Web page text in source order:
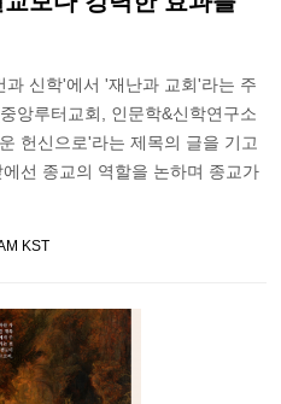
신학'에서 '재난과 교회'라는 주
앙루터교회, 인문학&신학연구소
헌신으로'라는 제목의 글을 기고
선 종교의 역할을 논하며 종교가
KST